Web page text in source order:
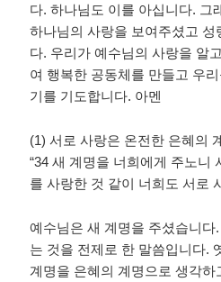
다.하나님도 이를 아십니다. 그
하나님의 사랑을 보여주셨고 성
다. 우리가 예수님의 사랑을 알
여 행복한 공동체를 만들고 우
기를 기도합니다. 아멘
(1)서로 사랑은 온전한 은혜의
“34새 계명을 너희에게 주노니
를 사랑한 것 같이 너희도 서로
예수님은 새 계명을 주셨습니다
는 것을 전제로 한 말씀입니다.
계명을 은혜의 계명으로 생각하